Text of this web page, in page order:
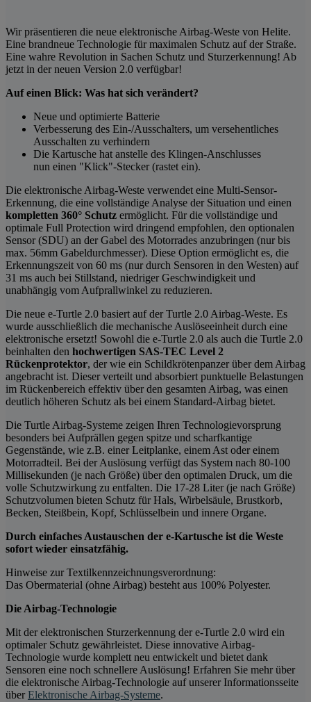
Wir präsentieren die neue elektronische Airbag-Weste von Helite.
Eine brandneue Technologie für maximalen Schutz auf der Straße.
Eine wahre Revolution in Sachen Schutz und Sturzerkennung! Ab
jetzt in der neuen Version 2.0 verfügbar!
Auf einen Blick: Was hat sich verändert?
Neue und optimierte Batterie
Verbesserung des Ein-/Ausschalters, um versehentliches
Ausschalten zu verhindern
Die Kartusche hat anstelle des Klingen-Anschlusses
nun einen "Klick"-Stecker (rastet ein).
Die elektronische Airbag-Weste verwendet eine Multi-Sensor-
Erkennung, die eine vollständige Analyse der Situation und einen
kompletten 360° Schutz ermöglicht. Für die vollständige und
optimale Full Protection wird dringend empfohlen, den optionalen
Sensor (SDU) an der Gabel des Motorrades anzubringen (nur bis
max. 56mm Gabeldurchmesser). Diese Option ermöglicht es, die
Erkennungszeit von 60 ms (nur durch Sensoren in den Westen) auf
31 ms auch bei Stillstand, niedriger Geschwindigkeit und
unabhängig vom Aufprallwinkel zu reduzieren.
Die neue e-Turtle 2.0 basiert auf der Turtle 2.0 Airbag-Weste. Es
wurde ausschließlich die mechanische Auslöseeinheit durch eine
elektronische ersetzt! Sowohl die e-Turtle 2.0 als auch die Turtle 2.0
beinhalten den hochwertigen SAS-TEC Level 2
Rückenprotektor, der wie ein Schildkrötenpanzer über dem Airbag
angebracht ist. Dieser verteilt und absorbiert punktuelle Belastungen
im Rückenbereich effektiv über den gesamten Airbag, was einen
deutlich höheren Schutz als bei einem Standard-Airbag bietet.
Die Turtle Airbag-Systeme zeigen Ihren Technologievorsprung
besonders bei Aufprällen gegen spitze und scharfkantige
Gegenstände, wie z.B. einer Leitplanke, einem Ast oder einem
Motorradteil. Bei der Auslösung verfügt das System nach 80-100
Millisekunden (je nach Größe) über den optimalen Druck, um die
volle Schutzwirkung zu entfalten. Die 17-28 Liter (je nach Größe)
Schutzvolumen bieten Schutz für Hals, Wirbelsäule, Brustkorb,
Becken, Steißbein, Kopf, Schlüsselbein und innere Organe.
Durch einfaches Austauschen der e-Kartusche ist die Weste
sofort wieder einsatzfähig.
Hinweise zur Textilkennzeichnungsverordnung:
Das Obermaterial (ohne Airbag) besteht aus 100% Polyester.
Die Airbag-Technologie
Mit der elektronischen Sturzerkennung der e-Turtle 2.0 wird ein
optimaler Schutz gewährleistet. Diese innovative Airbag-
Technologie wurde komplett neu entwickelt und bietet dank
Sensoren eine noch schnellere Auslösung! Erfahren Sie mehr über
die elektronische Airbag-Technologie auf unserer Informationsseite
überElektronische Airbag-Systeme.